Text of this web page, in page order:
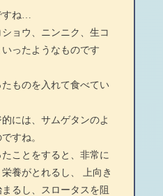
ね…
ョウ、ニンニク、生コ
いったようなものです
たものを入れて食べてい
には、サムゲタンのよ
すね。
ことをすると、非常に
養がとれるし、 上向き
るし、スロータスを阻